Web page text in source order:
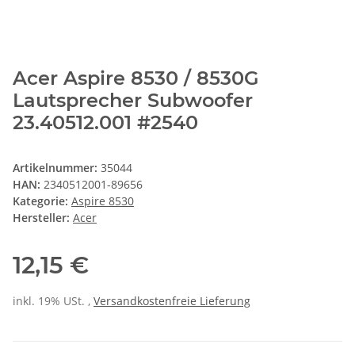
Acer Aspire 8530 / 8530G
Lautsprecher Subwoofer
23.40512.001 #2540
Artikelnummer: 35044
HAN: 2340512001-89656
Kategorie: Aspire 8530
Hersteller: Acer
12,15 €
inkl. 19% USt. , Versandkostenfreie Lieferung